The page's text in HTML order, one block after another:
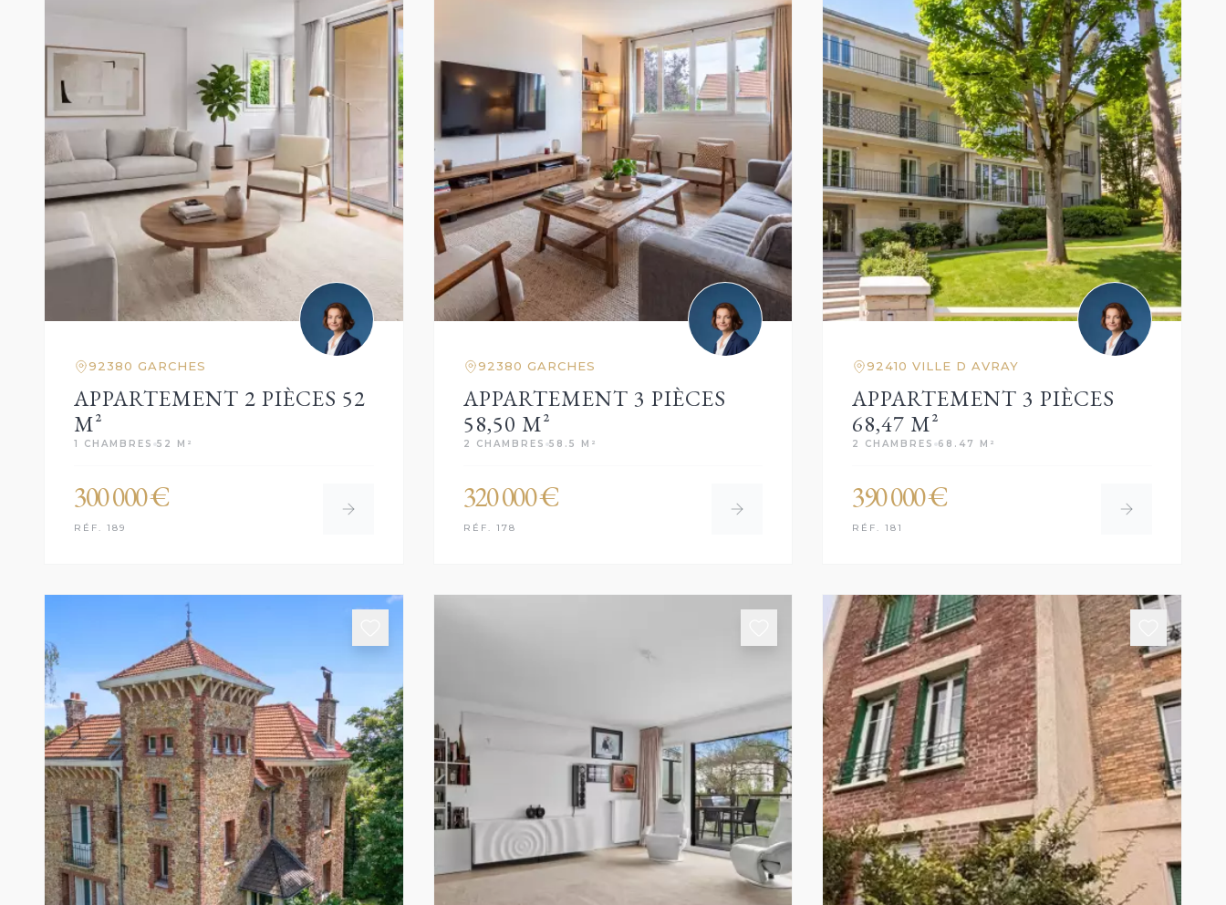
92380 GARCHES
APPARTEMENT 2 PIÈCES 52
M²
1 CHAMBRES 52 M²
300 000 €
RÉF. 189
92380 GARCHES
APPARTEMENT 3 PIÈCES
58,50 M²
2 CHAMBRES 58.5 M²
320 000 €
RÉF. 178
92410 VILLE D AVRAY
APPARTEMENT 3 PIÈCES
68,47 M²
2 CHAMBRES 68.47 M²
390 000 €
RÉF. 181